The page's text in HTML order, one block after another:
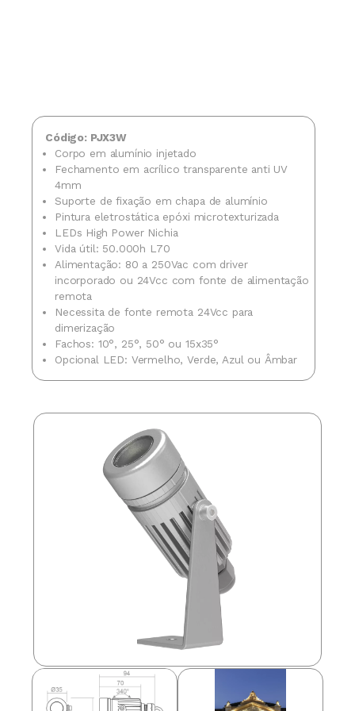
Código: PJX3W
Corpo em alumínio injetado
Fechamento em acrílico transparente anti UV
4mm
Suporte de fixação em chapa de alumínio
Pintura eletrostática epóxi microtexturizada
LEDs High Power Nichia
Vida útil: 50.000h L70
Alimentação: 80 a 250Vac com driver
incorporado ou 24Vcc com fonte de alimentação
remota
Necessita de fonte remota 24Vcc para
dimerização
Fachos: 10°, 25°, 50° ou 15x35°
Opcional LED: Vermelho, Verde, Azul ou Âmbar